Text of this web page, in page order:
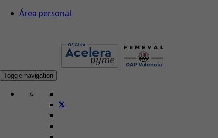
Área personal
Toggle navigation